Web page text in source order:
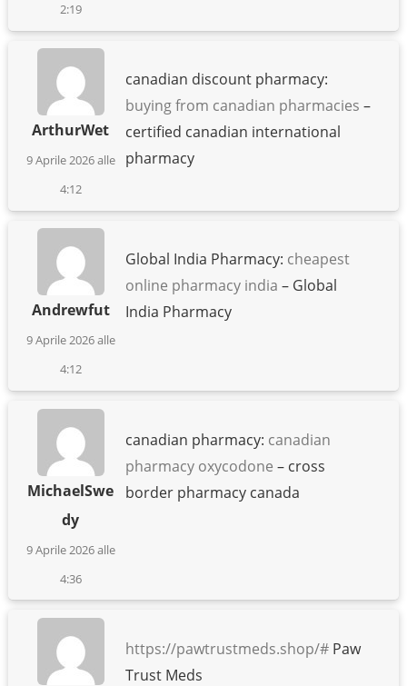
2:19
ArthurWet
9 Aprile 2026 alle
4:12
canadian discount pharmacy:
buying from canadian pharmacies –
certified canadian international
pharmacy
Andrewfut
9 Aprile 2026 alle
4:12
Global India Pharmacy: cheapest
online pharmacy india – Global
India Pharmacy
MichaelSwe
dy
9 Aprile 2026 alle
4:36
canadian pharmacy: canadian
pharmacy oxycodone – cross
border pharmacy canada
https://pawtrustmeds.shop/#Paw
Trust Meds